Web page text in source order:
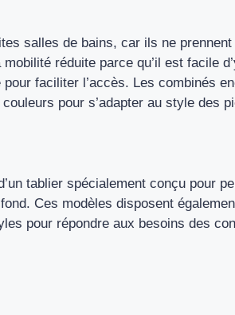
salles de bains, car ils ne prennent
réduite parce qu’il est facile
faciliter l’accès. Les combinés
pour s’adapter au style des
tablier spécialement conçu pour
Ces modèles disposent
pour répondre aux besoins des